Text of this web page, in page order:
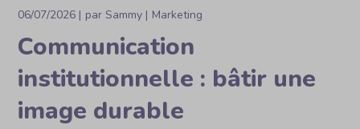
06/07/2026 parSammy Marketing
Communication
institutionnelle : bâtir une
image durable